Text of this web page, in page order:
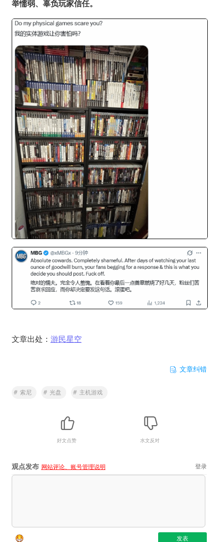
举懦弱、辜负玩家信任。
文章出处： 游民星空
文章纠错
# 索尼 # 光盘 # 主机游戏
好文点赞 水文反对
观点发布 网站评论、账号管理说明 登录